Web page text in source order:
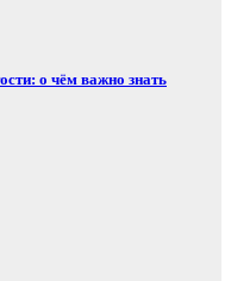
о чём важно знать